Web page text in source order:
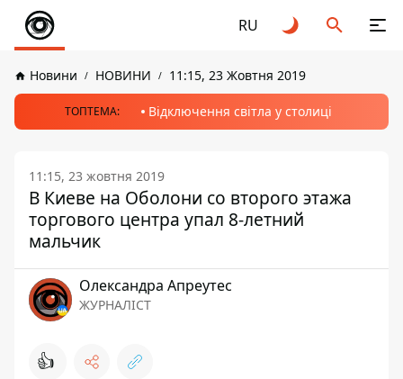
RU
Новини НОВИНИ 11:15, 23 Жовтня 2019
ТОПТЕМА: Відключення світла у столиці
11:15, 23 жовтня 2019
В Киеве на Оболони со второго этажа
торгового центра упал 8-летний
мальчик
Олександра Апреутес
ЖУРНАЛІСТ
👍